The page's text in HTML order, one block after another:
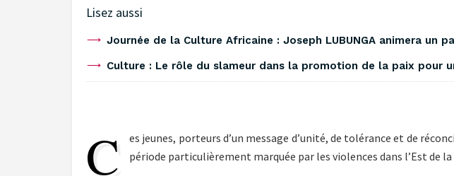
Lisez aussi
Journée de la Culture Africaine : Joseph LUBUNGA animera un
Culture : Le rôle du slameur dans la promotion de la paix pour
C
es jeunes, porteurs d’un message d’unité, de tolérance et de
période particulièrement marquée par les violences dans l’Est de la